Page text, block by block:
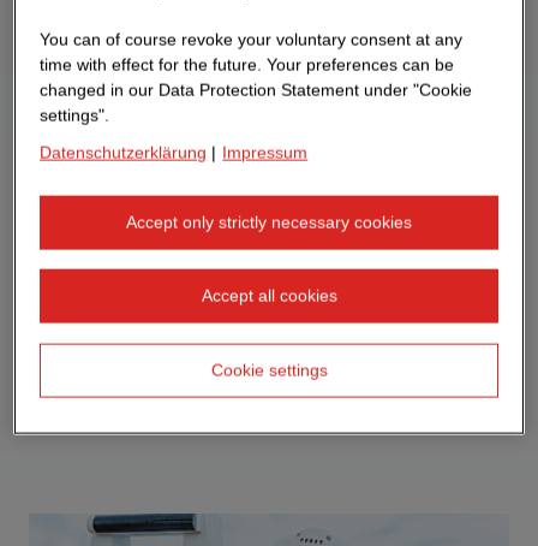
You can of course revoke your voluntary consent at any
time with effect for the future. Your preferences can be
changed in our Data Protection Statement under "Cookie
settings".
Datenschutzerklärung | Impressum
Accept only strictly necessary cookies
Accept all cookies
Cookie settings